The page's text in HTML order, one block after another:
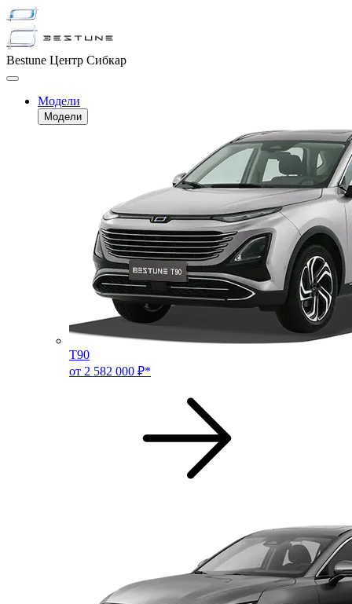
Bestune Центр Сибкар
Модели
Модели
T90
от 2 582 000 ₽*